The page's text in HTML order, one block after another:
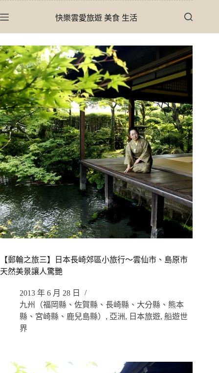
至
內
容
快樂雲愛旅遊 美食 生活
【郵輪之旅三】日本長崎郊區小旅行～雲仙市、島原市
天然美景讓人驚艷
2013 年 6 月 28 日
九州（福岡縣、佐賀縣、長崎縣、大分縣、熊本
縣、宮崎縣、鹿兒島縣） , 亞洲, 日本旅遊, 船遊世
界